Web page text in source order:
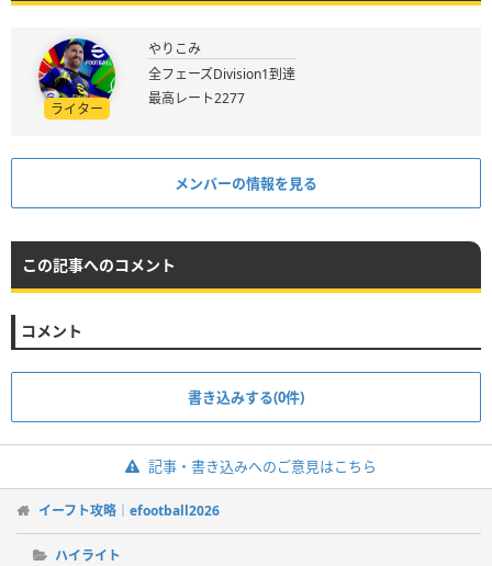
ライター
やりこみ
全フェーズDivision1到達
最高レート2277
メンバーの情報を見る
この記事へのコメント
コメント
書き込みする(0件)
記事・書き込みへのご意見はこちら
イーフト攻略｜efootball2026
ハイライト